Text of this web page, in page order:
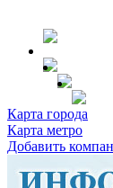
Карта города
Карта метро
Добавить